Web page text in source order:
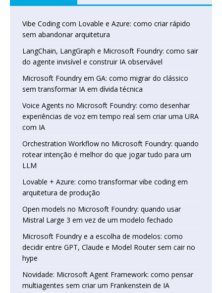
Vibe Coding com Lovable e Azure: como criar rápido
sem abandonar arquitetura
LangChain, LangGraph e Microsoft Foundry: como sair
do agente invisível e construir IA observável
Microsoft Foundry em GA: como migrar do clássico
sem transformar IA em dívida técnica
Voice Agents no Microsoft Foundry: como desenhar
experiências de voz em tempo real sem criar uma URA
com IA
Orchestration Workflow no Microsoft Foundry: quando
rotear intenção é melhor do que jogar tudo para um
LLM
Lovable + Azure: como transformar vibe coding em
arquitetura de produção
Open models no Microsoft Foundry: quando usar
Mistral Large 3 em vez de um modelo fechado
Microsoft Foundry e a escolha de modelos: como
decidir entre GPT, Claude e Model Router sem cair no
hype
Novidade: Microsoft Agent Framework: como pensar
multiagentes sem criar um Frankenstein de IA